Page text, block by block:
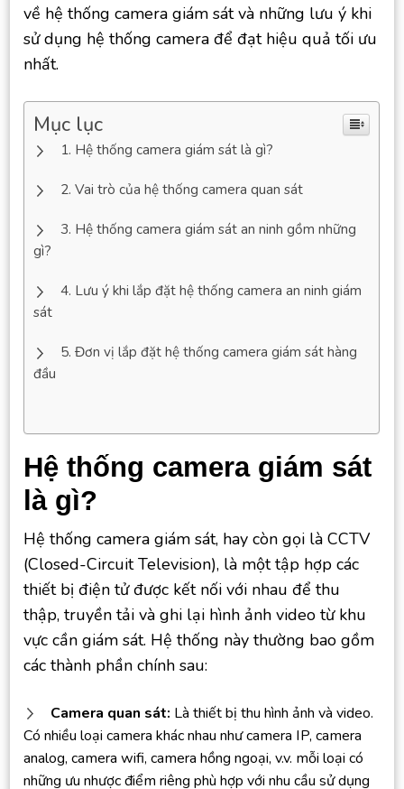
về hệ thống camera giám sát và những lưu ý khi
sử dụng hệ thống camera để đạt hiệu quả tối ưu
nhất.
Mục lục
Hệ thống camera giám sát là gì?
Vai trò của hệ thống camera quan sát
Hệ thống camera giám sát an ninh gồm những
gì?
Lưu ý khi lắp đặt hệ thống camera an ninh giám
sát
Đơn vị lắp đặt hệ thống camera giám sát hàng
đầu
Hệ thống camera giám sát
là gì?
Hệ thống camera giám sát, hay còn gọi là CCTV
(Closed-Circuit Television), là một tập hợp các
thiết bị điện tử được kết nối với nhau để thu
thập, truyền tải và ghi lại hình ảnh video từ khu
vực cần giám sát. Hệ thống này thường bao gồm
các thành phần chính sau:
Camera quan sát: Là thiết bị thu hình ảnh và video.
Có nhiều loại camera khác nhau như camera IP, camera
analog, camera wifi, camera hồng ngoại, v.v. mỗi loại có
những ưu nhược điểm riêng phù hợp với nhu cầu sử dụng